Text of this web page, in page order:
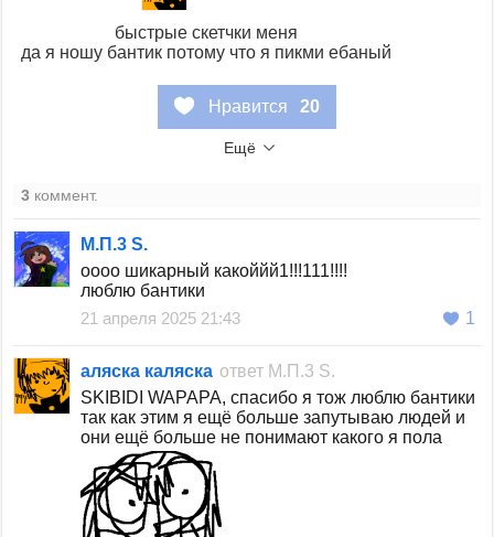
быстрые скетчки меня
да я ношу бантик потому что я пикми ебаный
Нравится 20
Ещё
3 коммент.
М.П.3 S.
оооо шикарный какоййй1!!!111!!!!
люблю бантики
21 апреля 2025 21:43
1
аляска каляска ответ М.П.3 S.
SKIBIDI WAPAPA, спасибо я тож люблю бантики
так как этим я ещё больше запутываю людей и
они ещё больше не понимают какого я пола